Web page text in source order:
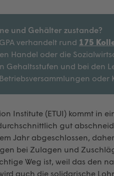
und Gehälter zustande?
verhandelt rund 175
Handel oder die
Gehaltsstufen und bei den
Institute (ETUI) kommt in
gut
Jahr abgeschlossen,
bei Zulagen und
Weg ist, weil das den
auch die solidarische